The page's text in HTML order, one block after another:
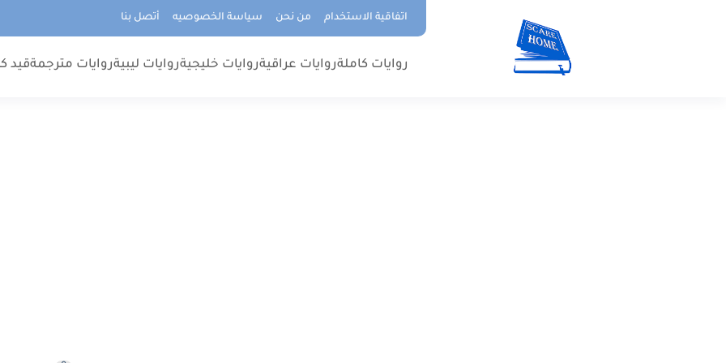
اتفاقية الاستخدام من نحن سياسة الخصوصيه أتصل بنا
روايات كاملةروايات عراقيةروايات خليجيةروايات ليبيةروايات مترجمةقيد